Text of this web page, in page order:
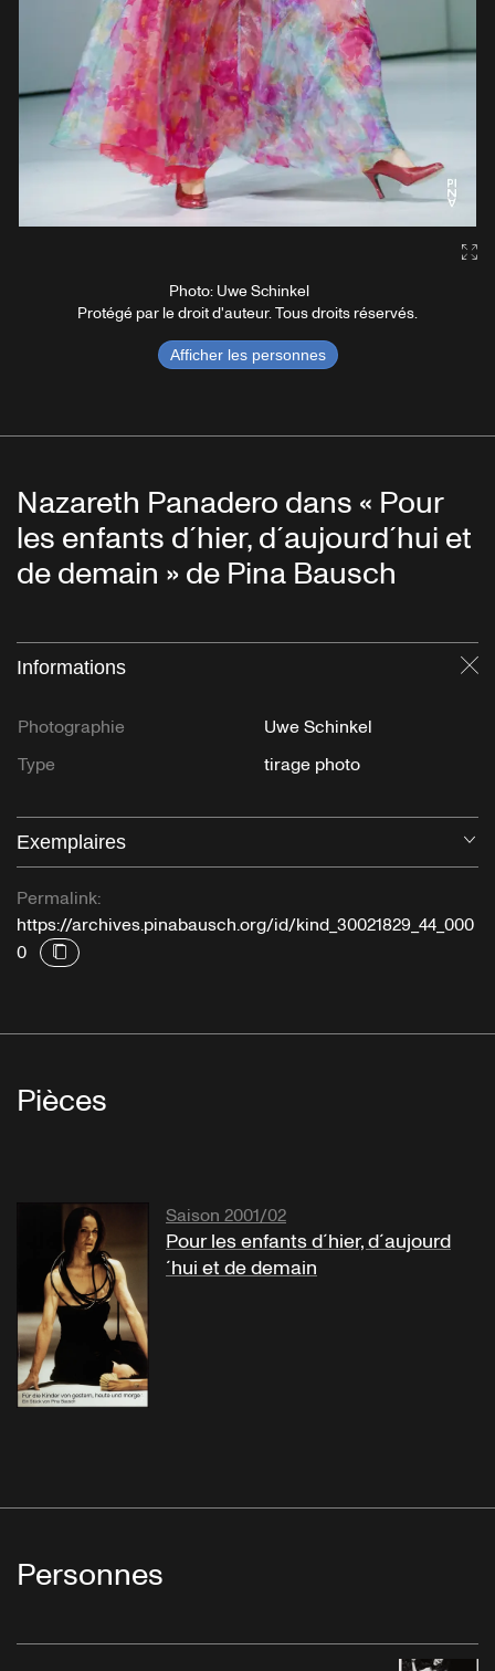
Photo: Uwe Schinkel
Protégé par le droit d'auteur. Tous droits réservés.
Afficher les personnes
Nazareth Panadero dans « Pour
les enfants d´hier, d´aujourd´hui et
de demain » de Pina Bausch
Informations
Photographie
Uwe Schinkel
Type
tirage photo
Exemplaires
Permalink:
https://archives.pinabausch.org/id/kind_30021829_44_000
0
Pièces
Saison 2001/02
Pour les enfants d´hier, d´aujourd
´hui et de demain
Personnes